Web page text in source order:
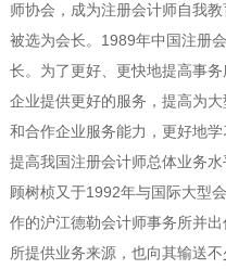
师协会，成为注册会计师自我
被选为会长。1989年中国注册
长。为了更好、更快地提高事
企业提供更好的服务，提高为
和合作企业服务能力，更好地
提高我国注册会计师总体业务
顾树桢又于1992年与国际大型
作的沪江德勒会计师事务所并
所提供业务来源，也向其输送